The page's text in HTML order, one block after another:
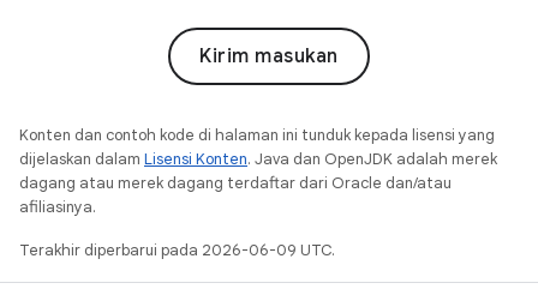
Kirim masukan
Konten dan contoh kode di halaman ini tunduk kepada lisensi yang
dijelaskan dalam Lisensi Konten. Java dan OpenJDK adalah merek
dagang atau merek dagang terdaftar dari Oracle dan/atau
afiliasinya.
Terakhir diperbarui pada 2026-06-09 UTC.